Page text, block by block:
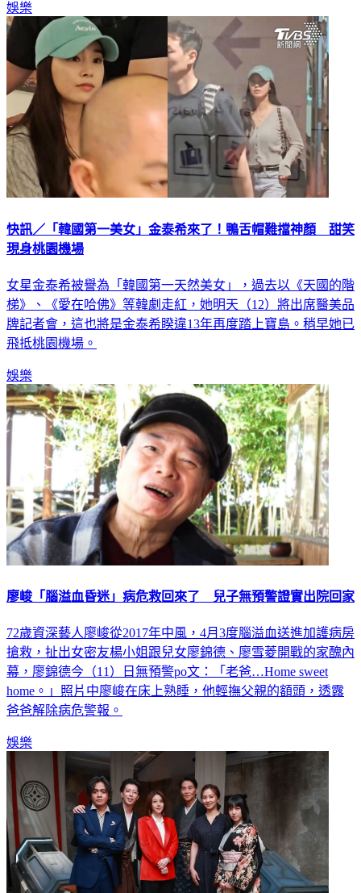
娛樂
快訊／「韓國第一美女」金泰希來了！鴨舌帽難擋神顏 甜笑
現身桃園機場
女星金泰希被譽為「韓國第一天然美女」，過去以《天國的階
梯》、《愛在哈佛》等韓劇走紅，她明天（12）將出席醫美品
牌記者會，這也將是金泰希睽違13年再度踏上寶島。稍早她已
飛抵桃園機場。
娛樂
廖峻「腦溢血昏迷」病危救回來了 兒子無預警證實出院回家
72歲資深藝人廖峻從2017年中風，4月3度腦溢血送進加護病房
搶救，扯出女密友楊小姐跟兒女廖錦德、廖雪菱開戰的家醜內
幕，廖錦德今（11）日無預警po文：「老爸…Home sweet
home。」照片中廖峻在床上熟睡，他輕撫父親的額頭，透露
爸爸解除病危警報。
娛樂